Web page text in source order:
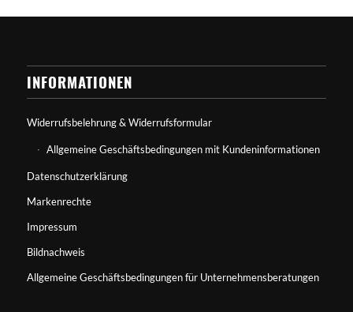
INFORMATIONEN
Widerrufsbelehrung & Widerrufsformular
Allgemeine Geschäftsbedingungen mit Kundeninformationen
Datenschutzerklärung
Markenrechte
Impressum
Bildnachweis
Allgemeine Geschäftsbedingungen für Unternehmensberatungen